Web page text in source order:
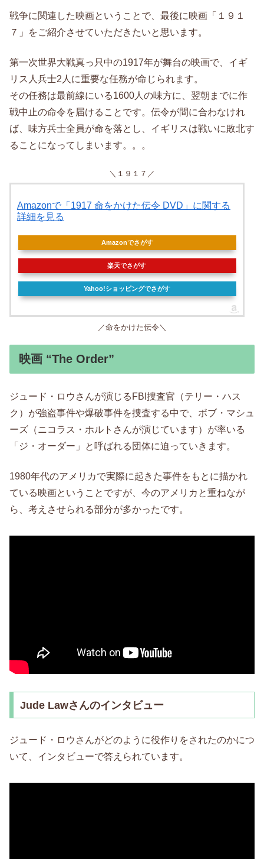
戦争に関連した映画ということで、最後に映画「１９１
７」をご紹介させていただきたいと思います。
第一次世界大戦真っ只中の1917年が舞台の映画で、イギ
リス人兵士2人に重要な任務が命じられます。
その任務は最前線にいる1600人の味方に、翌朝までに作
戦中止の命令を届けることです。伝令が間に合わなけれ
ば、味方兵士全員が命を落とし、イギリスは戦いに敗北す
ることになってしまいます。。。
＼１９１７／
Amazonで「1917 命をかけた伝令 DVD」に関する
詳細を見る
Amazonでさがす
楽天でさがす
Yahoo!ショッピングでさがす
／命をかけた伝令＼
映画 “The Order”
ジュード・ロウさんが演じるFBI捜査官（テリー・ハス
ク）が強盗事件や爆破事件を捜査する中で、ボブ・マシュ
ーズ（ニコラス・ホルトさんが演じています）が率いる
「ジ・オーダー」と呼ばれる団体に迫っていきます。
1980年代のアメリカで実際に起きた事件をもとに描かれ
ている映画ということですが、今のアメリカと重ねなが
ら、考えさせられる部分が多かったです。
Jude Lawさんのインタビュー
ジュード・ロウさんがどのように役作りをされたのかにつ
いて、インタビューで答えられています。